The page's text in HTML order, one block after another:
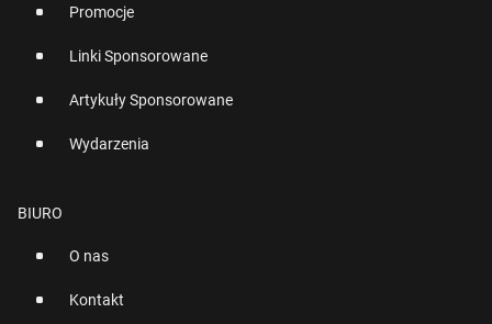
Promocje
Linki Sponsorowane
Artykuły Sponsorowane
Wydarzenia
BIURO
O nas
Kontakt